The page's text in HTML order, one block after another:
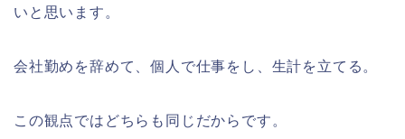
いと思います。
会社勤めを辞めて、個人で仕事をし、生計を立てる。
この観点ではどちらも同じだからです。